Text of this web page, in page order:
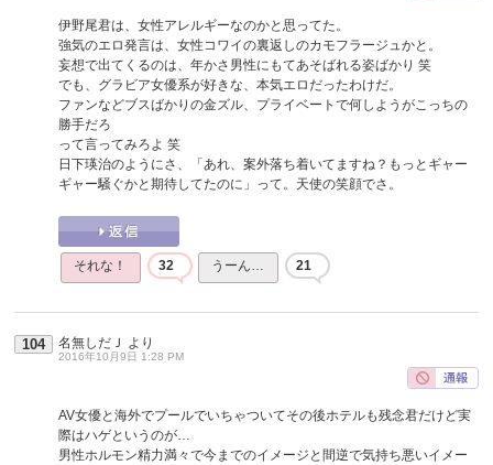
伊野尾君は、女性アレルギーなのかと思ってた。
強気のエロ発言は、女性コワイの裏返しのカモフラージュかと。
妄想で出てくるのは、年かさ男性にもてあそばれる姿ばかり 笑
でも、グラビア女優系が好きな、本気エロだったわけだ。
ファンなどブスばかりの金ズル、プライベートで何しようがこっちの
勝手だろ
って言ってみろよ 笑
日下瑛治のようにさ、「あれ、案外落ち着いてますね？もっとギャー
ギャー騒ぐかと期待してたのに」って。天使の笑顔でさ。
それな！ 32 うーん… 21
104 名無しだＪ より
2016年10月9日 1:28 PM
AV女優と海外でプールでいちゃついてその後ホテルも残念君だけど実
際はハゲというのが…
男性ホルモン精力満々で今までのイメージと間逆で気持ち悪いイメー